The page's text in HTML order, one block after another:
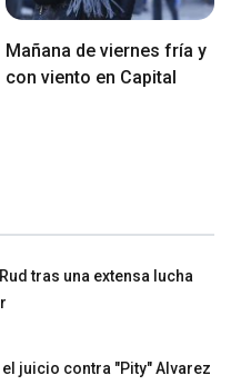
Mañana de viernes fría y
con viento en Capital
tras una extensa lucha
juicio contra "Pity" Alvarez